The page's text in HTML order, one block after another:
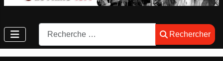
Rechercher
Rechercher